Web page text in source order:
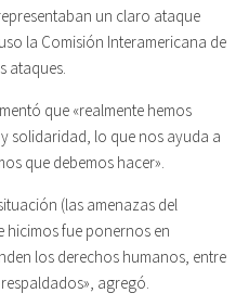
un claro ataque
la Comisión Interamericana de
ataques.
que «realmente hemos
solidaridad, lo que nos ayuda a
que debemos hacer».
(las amenazas del
hicimos fue ponernos en
los derechos humanos, entre
agregó.